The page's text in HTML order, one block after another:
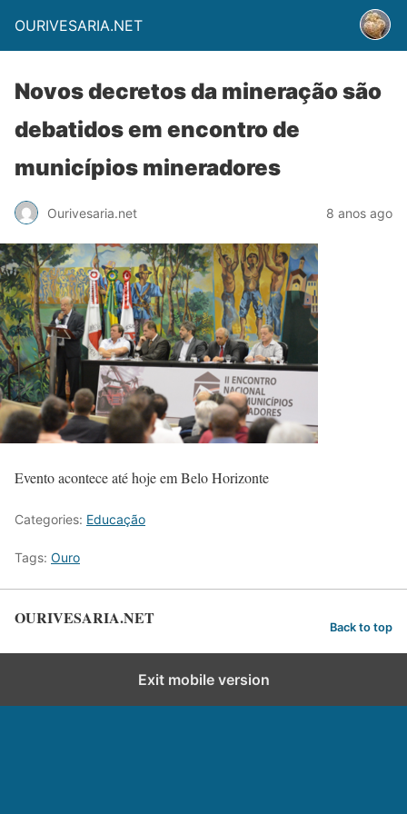
OURIVESARIA.NET
Novos decretos da mineração são
debatidos em encontro de
municípios mineradores
Ourivesaria.net 8 anos ago
Evento acontece até hoje em Belo Horizonte
Categories: Educação
Tags: Ouro
OURIVESARIA.NET Back to top
Exit mobile version